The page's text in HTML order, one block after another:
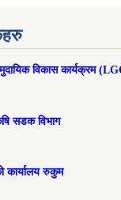
विकास कार्यक्रम
सडक विभाग
कार्यालय रुकुम